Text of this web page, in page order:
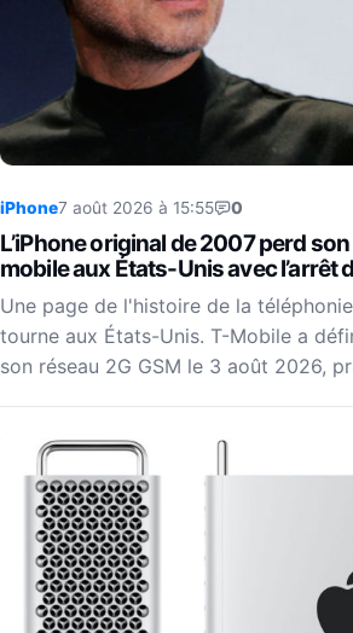
iPhone7 août 2026 à 15:55 0
L’iPhone original de 2007 perd
mobile aux États-Unis avec l’arrêt
Une page de l'histoire de la
tourne aux États-Unis. T-Mobile a
son réseau 2G GSM le 3 août 2026,